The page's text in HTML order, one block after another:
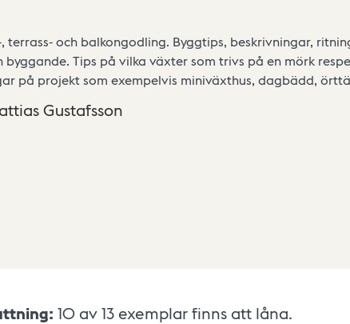
terrass- och balkongodling. Byggtips, beskrivningar,
Tips på vilka växter som trivs på en mörk
på projekt som exempelvis miniväxthus, dagbädd,
Gustafsson
10 av 13 exemplar finns att låna.